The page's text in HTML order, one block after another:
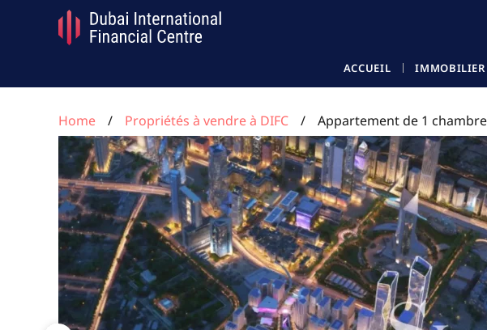
ACCUEIL IMMOBILIER
Home Propriétés à vendre à DIFC Appartement de 1 chambre